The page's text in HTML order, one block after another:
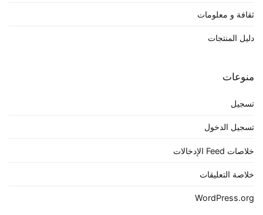
ثقافة و معلومات
دليل المنتجات
منوعات
تسجيل
تسجيل الدخول
خلاصات Feed الإدخالات
خلاصة التعليقات
WordPress.org